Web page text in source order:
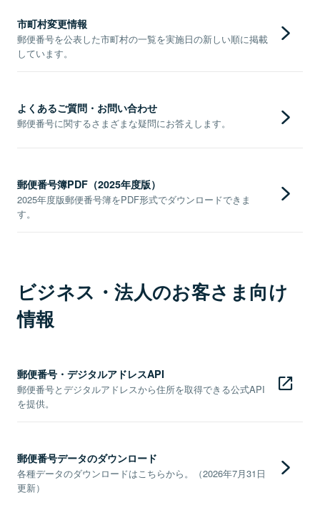
市町村変更情報
郵便番号を公表した市町村の一覧を実施日の新しい順に掲載
しています。
よくあるご質問・お問い合わせ
郵便番号に関するさまざまな疑問にお答えします。
郵便番号簿PDF（2025年度版）
2025年度版郵便番号簿をPDF形式でダウンロードできま
す。
ビジネス・法人のお客さま向け
情報
郵便番号・デジタルアドレスAPI
郵便番号とデジタルアドレスから住所を取得できる公式API
を提供。
郵便番号データのダウンロード
各種データのダウンロードはこちらから。（2026年7月31日
更新）